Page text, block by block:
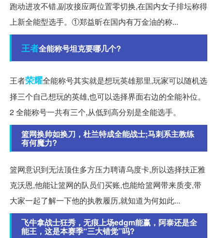
跑动进攻不错,副攻接应两位置零切换,在国内女子排坛称得
上新全能型选手。①郑益昕在国内有万金油的称...
王者全能称号坦克要哪几个?
王者荣耀全能称号其实就是想玩英雄那里,玩家可以随机选
择三个自己想玩的英雄,也可以选择界面右边的全能补位。
2 全能称号一共有三个,从低到高分别是全能选手。
篮网换帅如换刀，杜兰特成全能战士;马刺系主教练
有何魔力?
篮网意识到无法顶住多方压力聘请乌度卡,所以选择扶正雅
克沃恩,他能让篮网的队员们买账,也能给篮网带来质变,带
大家一起了解一下他的执教履历,就知道为何如此...
飞牛拿战士狂秀，无痕上场edgm能赢，阿泰还是全
能王，这是本赛季“三大错觉”吗?